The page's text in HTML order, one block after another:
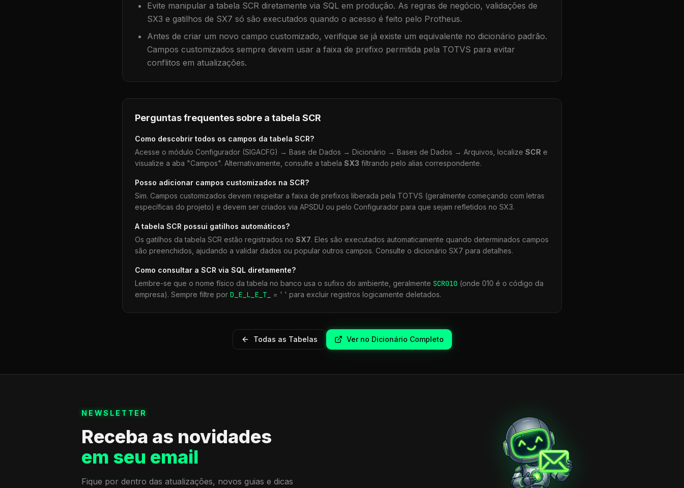
Evite manipular a tabela SCR diretamente via SQL em produção. As regras de negócio, validações de
SX3 e gatilhos de SX7 só são executados quando o acesso é feito pelo Protheus.
Antes de criar um novo campo customizado, verifique se já existe um equivalente no dicionário padrão.
Campos customizados sempre devem usar a faixa de prefixo permitida pela TOTVS para evitar
conflitos em atualizações.
Perguntas frequentes sobre a tabela SCR
Como descobrir todos os campos da tabela SCR?
Acesse o módulo Configurador (SIGACFG) → Base de Dados → Dicionário → Bases de Dados → Arquivos, localize SCR e
visualize a aba "Campos". Alternativamente, consulte a tabela SX3 filtrando pelo alias correspondente.
Posso adicionar campos customizados na SCR?
Sim. Campos customizados devem respeitar a faixa de prefixos liberada pela TOTVS (geralmente começando com letras
específicas do projeto) e devem ser criados via APSDU ou pelo Configurador para que sejam refletidos no SX3.
A tabela SCR possui gatilhos automáticos?
Os gatilhos da tabela SCR estão registrados no SX7. Eles são executados automaticamente quando determinados campos
são preenchidos, ajudando a validar dados ou popular outros campos. Consulte o dicionário SX7 para detalhes.
Como consultar a SCR via SQL diretamente?
Lembre-se que o nome físico da tabela no banco usa o sufixo do ambiente, geralmente SCR010 (onde 010 é o código da
empresa). Sempre filtre por D_E_L_E_T_ = ' ' para excluir registros logicamente deletados.
Todas as Tabelas Ver no Dicionário Completo
NEWSLETTER
Receba as novidades
em seu email
Fique por dentro das atualizações, novos guias e dicas